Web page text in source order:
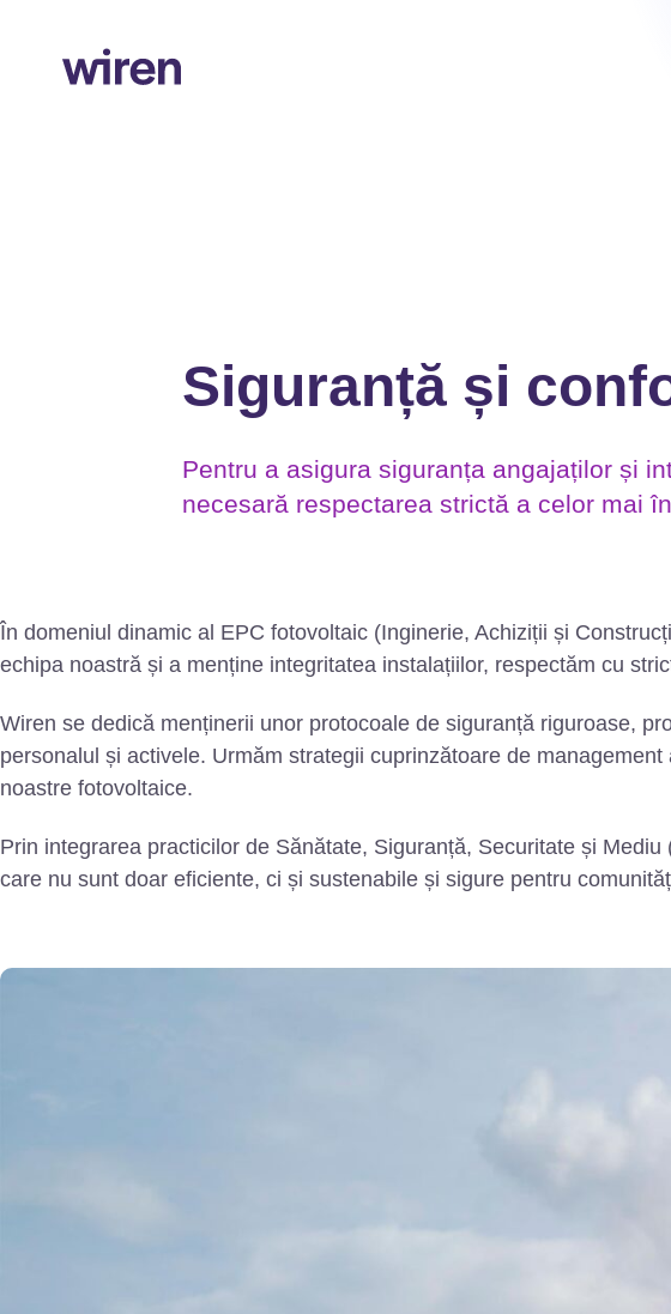
Siguranță și
Pentru a asigura siguranța angajaților și
necesară respectarea strictă a celor mai
În domeniul dinamic al EPC fotovoltaic (Inginerie, Achiziții și
echipa noastră și a menține integritatea instalațiilor, respectăm cu
Wiren se dedică menținerii unor protocoale de siguranță riguroase,
personalul și activele. Urmăm strategii cuprinzătoare de
noastre fotovoltaice.
Prin integrarea practicilor de Sănătate, Siguranță, Securitate și
care nu sunt doar eficiente, ci și sustenabile și sigure pentru